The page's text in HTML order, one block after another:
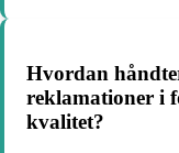
Hvordan
reklamationer i
kvalitet?